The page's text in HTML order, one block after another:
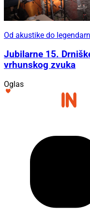
Od akustike do
Jubilarne 15.
vrhunskog zvuka
Oglas